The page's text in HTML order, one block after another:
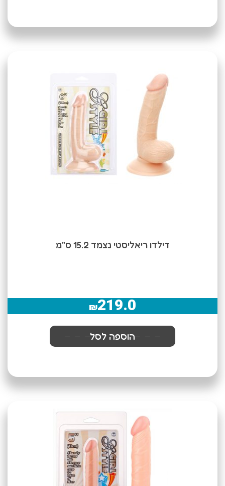
דילדו ריאליסטי נצמד 15.2 ס"מ
₪219.0
הוספה לסל